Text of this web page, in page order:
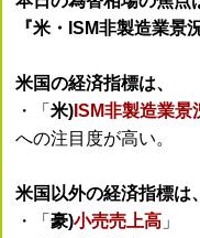
『米・ISM非製造業景
米国の経済指標は、
・「 米) ISM非製造業景
への注目度が高い。
米国以外の経済指標は、
・「 豪)小売売上高 」